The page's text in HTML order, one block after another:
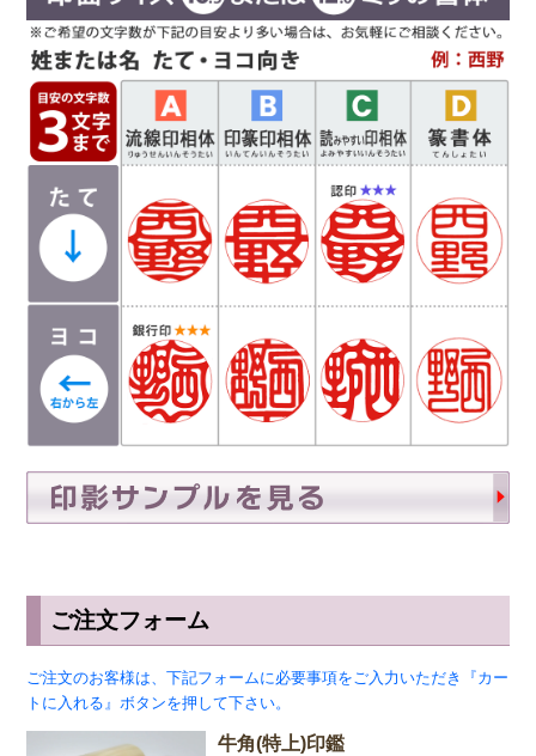
行う文字数やバランスによって、書体サンプルと
は異なり「上下左右の余白が広い場合や狭い場
合」がありますので、ご希望があるお客様は備考
欄にお書き添え下さい。
ご注文フォーム
ご注文のお客様は、下記フォームに必要事項をご入力いただき『カー
トに入れる』ボタンを押して下さい。
牛角(特上)印鑑